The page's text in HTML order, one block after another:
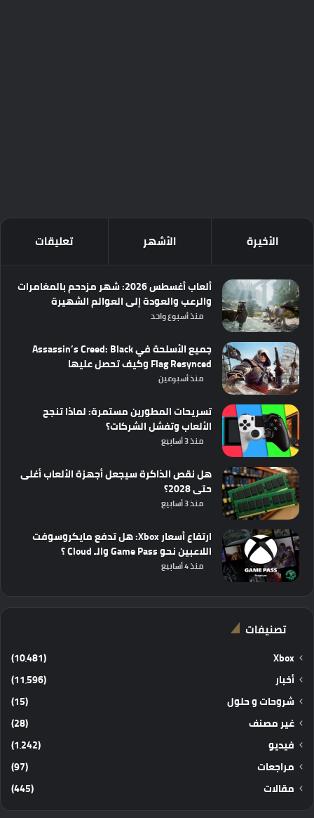
الأخيرة الأشهر تعليقات
ألعاب أغسطس 2026: شهر مزدحم بالمغامرات
والرعب والعودة إلى العوالم الشهيرة
منذ أسبوع واحد
جميع الأسلحة في Assassin’s Creed: Black
Flag Resynced وكيف تحصل عليها
منذ أسبوعين
تسريحات المطورين مستمرة: لماذا تنجح
الألعاب وتفشل الشركات؟
منذ 3 أسابيع
هل نقص الذاكرة سيجعل أجهزة الألعاب أغلى
حتى 2028؟
منذ 3 أسابيع
ارتفاع أسعار Xbox: هل تدفع مايكروسوفت
اللاعبين نحو Game Pass والـ Cloud ؟
منذ 4 أسابيع
تصنيفات
Xbox
(10٬481)
أخبار
(11٬596)
شروحات و حلول
(15)
غير مصنف
(28)
فيديو
(1٬242)
مراجعات
(97)
مقالات
(445)